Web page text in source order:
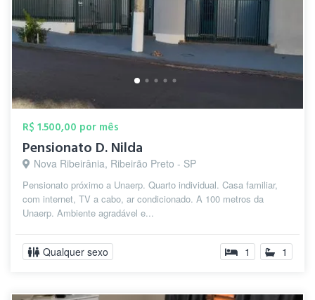
R$ 1.500,00 por mês
Pensionato D. Nilda
Nova Ribeirânia, Ribeirão Preto - SP
Pensionato próximo a Unaerp. Quarto individual. Casa familiar,
com internet, TV a cabo, ar condicionado. A 100 metros da
Unaerp. Ambiente agradável e...
Qualquer sexo 1 1